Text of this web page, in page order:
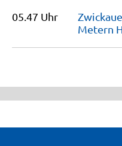
05.47 Uhr
Metern